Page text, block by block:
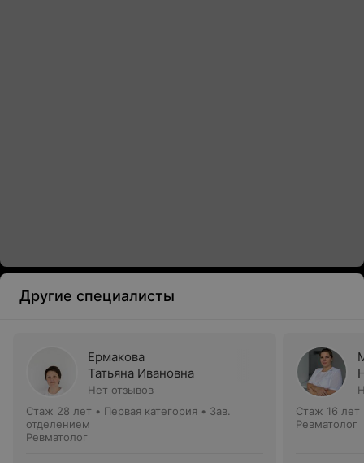
Другие специалисты
Ермакова
Татьяна Ивановна
Нет отзывов
Стаж 28 лет • Первая категория • Зав.
отделением
Ревматолог
Стаж 16 лет
Ревматолог